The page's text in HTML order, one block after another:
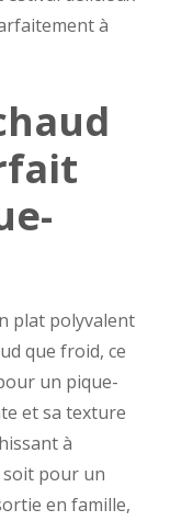
à
plat polyvalent
que froid, ce
un pique-
et sa texture
à
soit pour un
en famille,